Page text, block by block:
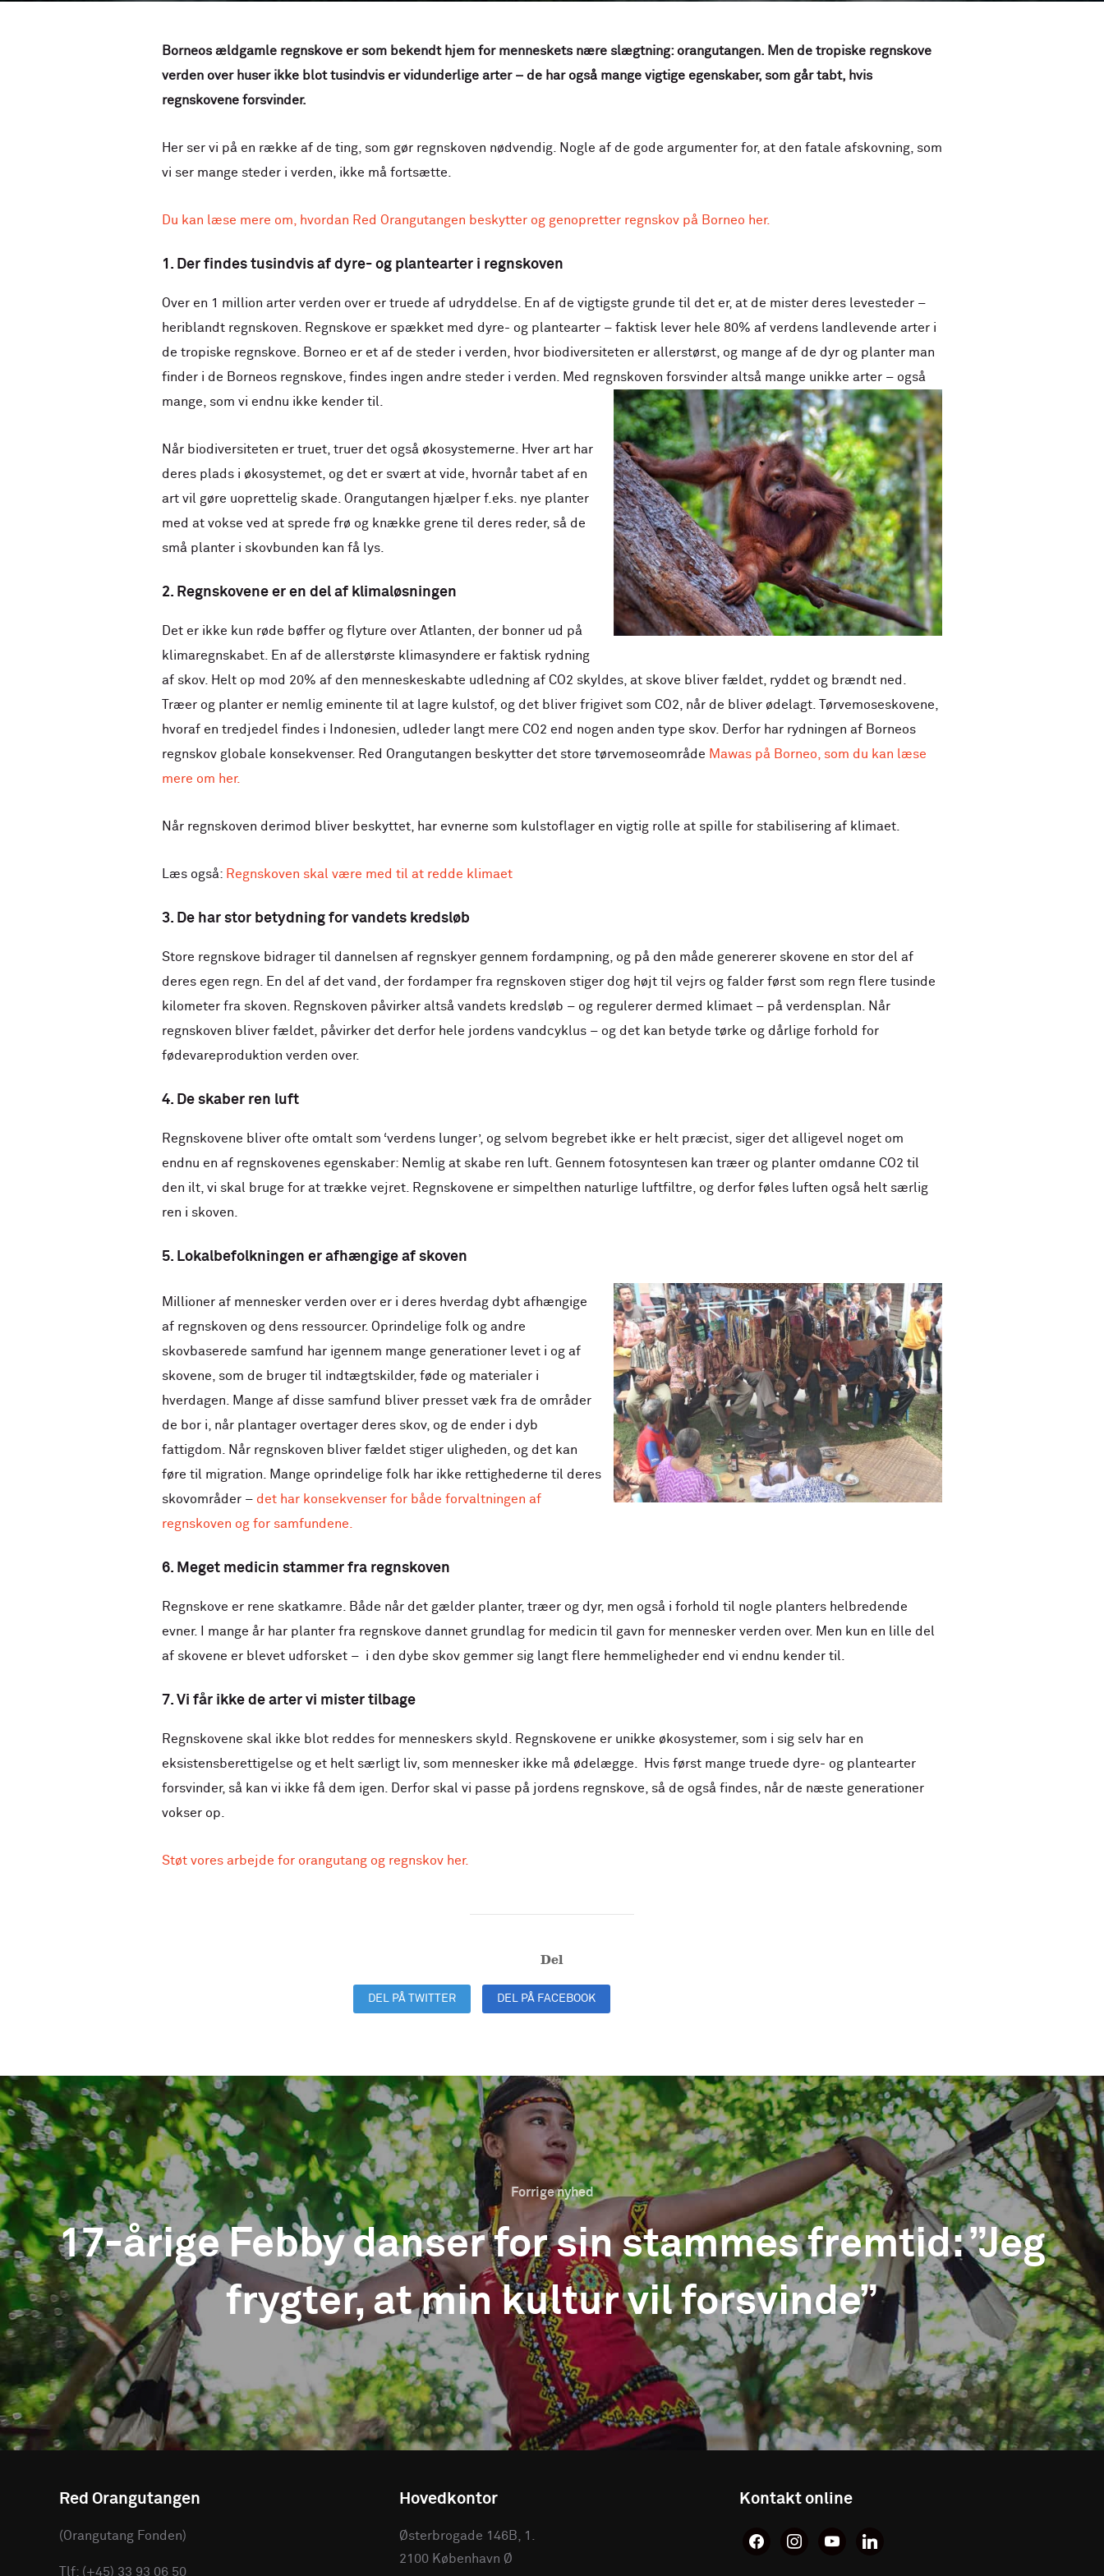
Borneos ældgamle regnskove er som bekendt hjem for menneskets nære slægtning: orangutangen. Men de tropiske regnskove
verden over huser ikke blot tusindvis er vidunderlige arter – de har også mange vigtige egenskaber, som går tabt, hvis
regnskovene forsvinder.
Her ser vi på en række af de ting, som gør regnskoven nødvendig. Nogle af de gode argumenter for, at den fatale afskovning, som
vi ser mange steder i verden, ikke må fortsætte.
Du kan læse mere om, hvordan Red Orangutangen beskytter og genopretter regnskov på Borneo her.
1. Der findes tusindvis af dyre- og plantearter i regnskoven
Over en 1 million arter verden over er truede af udryddelse. En af de vigtigste grunde til det er, at de mister deres levesteder –
heriblandt regnskoven. Regnskove er spækket med dyre- og plantearter – faktisk lever hele 80% af verdens landlevende arter i
de tropiske regnskove. Borneo er et af de steder i verden, hvor biodiversiteten er allerstørst, og mange af de dyr og planter man
finder i de Borneos regnskove, findes ingen andre steder i verden. Med regnskoven forsvinder altså mange unikke arter – også
mange, som vi endnu ikke kender til.
Når biodiversiteten er truet, truer det også økosystemerne. Hver art har
deres plads i økosystemet, og det er svært at vide, hvornår tabet af en
art vil gøre uoprettelig skade. Orangutangen hjælper f.eks. nye planter
med at vokse ved at sprede frø og knække grene til deres reder, så de
små planter i skovbunden kan få lys.
2. Regnskovene er en del af klimaløsningen
Det er ikke kun røde bøffer og flyture over Atlanten, der bonner ud på
klimaregnskabet. En af de allerstørste klimasyndere er faktisk rydning
af skov. Helt op mod 20% af den menneskeskabte udledning af CO2 skyldes, at skove bliver fældet, ryddet og brændt ned.
Træer og planter er nemlig eminente til at lagre kulstof, og det bliver frigivet som CO2, når de bliver ødelagt. Tørvemoseskovene,
hvoraf en tredjedel findes i Indonesien, udleder langt mere CO2 end nogen anden type skov. Derfor har rydningen af Borneos
regnskov globale konsekvenser. Red Orangutangen beskytter det store tørvemoseområde Mawas på Borneo, som du kan læse
mere om her.
Når regnskoven derimod bliver beskyttet, har evnerne som kulstoflager en vigtig rolle at spille for stabilisering af klimaet.
Læs også: Regnskoven skal være med til at redde klimaet
3. De har stor betydning for vandets kredsløb
Store regnskove bidrager til dannelsen af regnskyer gennem fordampning, og på den måde genererer skovene en stor del af
deres egen regn. En del af det vand, der fordamper fra regnskoven stiger dog højt til vejrs og falder først som regn flere tusinde
kilometer fra skoven. Regnskoven påvirker altså vandets kredsløb – og regulerer dermed klimaet – på verdensplan. Når
regnskoven bliver fældet, påvirker det derfor hele jordens vandcyklus – og det kan betyde tørke og dårlige forhold for
fødevareproduktion verden over.
4. De skaber ren luft
Regnskovene bliver ofte omtalt som ‘verdens lunger’, og selvom begrebet ikke er helt præcist, siger det alligevel noget om
endnu en af regnskovenes egenskaber: Nemlig at skabe ren luft. Gennem fotosyntesen kan træer og planter omdanne CO2 til
den ilt, vi skal bruge for at trække vejret. Regnskovene er simpelthen naturlige luftfiltre, og derfor føles luften også helt særlig
ren i skoven.
5. Lokalbefolkningen er afhængige af skoven
Millioner af mennesker verden over er i deres hverdag dybt afhængige
af regnskoven og dens ressourcer. Oprindelige folk og andre
skovbaserede samfund har igennem mange generationer levet i og af
skovene, som de bruger til indtægtskilder, føde og materialer i
hverdagen. Mange af disse samfund bliver presset væk fra de områder
de bor i, når plantager overtager deres skov, og de ender i dyb
fattigdom. Når regnskoven bliver fældet stiger uligheden, og det kan
føre til migration. Mange oprindelige folk har ikke rettighederne til deres
skovområder – det har konsekvenser for både forvaltningen af
regnskoven og for samfundene.
6. Meget medicin stammer fra regnskoven
Regnskove er rene skatkamre. Både når det gælder planter, træer og dyr, men også i forhold til nogle planters helbredende
evner. I mange år har planter fra regnskove dannet grundlag for medicin til gavn for mennesker verden over. Men kun en lille del
af skovene er blevet udforsket – i den dybe skov gemmer sig langt flere hemmeligheder end vi endnu kender til.
7. Vi får ikke de arter vi mister tilbage
Regnskovene skal ikke blot reddes for menneskers skyld. Regnskovene er unikke økosystemer, som i sig selv har en
eksistensberettigelse og et helt særligt liv, som mennesker ikke må ødelægge. Hvis først mange truede dyre- og plantearter
forsvinder, så kan vi ikke få dem igen. Derfor skal vi passe på jordens regnskove, så de også findes, når de næste generationer
vokser op.
Støt vores arbejde for orangutang og regnskov her.
Del
DEL PÅ TWITTER DEL PÅ FACEBOOK
Forrige nyhed
17-årige Febby danser for sin stammes fremtid: ”Jeg
frygter, at min kultur vil forsvinde”
Red Orangutangen
(Orangutang Fonden)
Tlf: (+45) 33 93 06 50
Hovedkontor
Østerbrogade 146B, 1.
2100 København Ø
Kontakt online
facebookinstagramyoutubelinkedin